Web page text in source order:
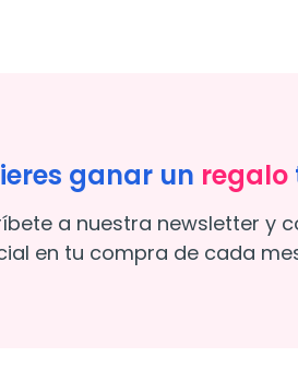
ganar un regalo
a nuestra newsletter y
en tu compra de cada